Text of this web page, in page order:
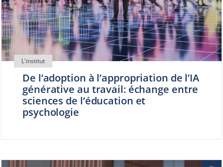
De l’adoption à l’appropriation de l’IA
générative au travail: échange entre
sciences de l’éducation et
psychologie